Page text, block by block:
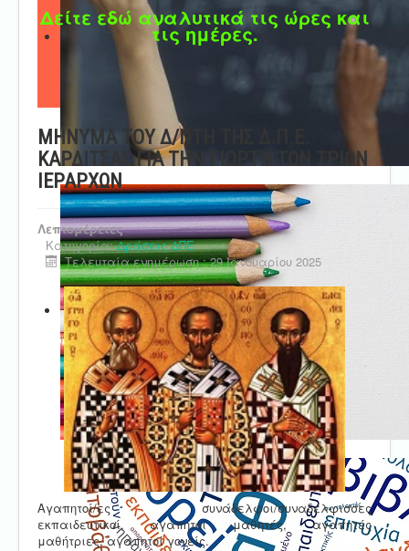
Δείτε εδώ αναλυτικά τις ώρες και
τις ημέρες.
ΜΗΝΥΜΑ ΤΟΥ Δ/ΝΤΗ ΤΗΣ Δ.Π.Ε.
ΚΑΡΔΙΤΣΑΣ ΓΙΑ ΤΗΝ ΓΙΟΡΤΗ ΤΩΝ ΤΡΙΩΝ
ΙΕΡΑΡΧΩΝ
Λεπτομέρειες
Κατηγορία:Δράσεις ΔΠΕ
Τελευταία ενημέρωση : 29 Ιανουαρίου 2025
Αγαπητοί/ες συνάδελφοι/συναδέλφισσες
εκπαιδευτικοί, αγαπητοί μαθητές, αγαπητές
μαθήτριες, αγαπητοί γονείς.